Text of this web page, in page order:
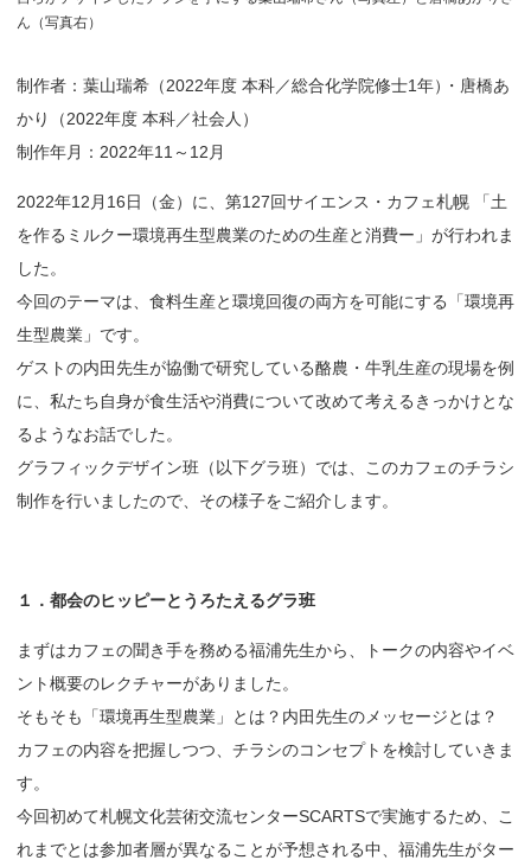
ん（写真右）
制作者：葉山瑞希（2022年度 本科／総合化学院修士1年） ・唐橋あ
かり（2022年度 本科／社会人）
制作年月：2022年11～12月
2022年12月16日（金）に、第127回サイエンス・カフェ札幌 「土
を作るミルクー環境再生型農業のための生産と消費ー」が行われま
した。
今回のテーマは、食料生産と環境回復の両方を可能にする「環境再
生型農業」です。
ゲストの内田先生が協働で研究している酪農・牛乳生産の現場を例
に、私たち自身が食生活や消費について改めて考えるきっかけとな
るようなお話でした。
グラフィックデザイン班（以下グラ班）では、このカフェのチラシ
制作を行いましたので、その様子をご紹介します。
１． 都会のヒッピーとうろたえるグラ班
まずはカフェの聞き手を務める福浦先生から、トークの内容やイベ
ント概要のレクチャーがありました。
そもそも「環境再生型農業」とは？内田先生のメッセージとは？
カフェの内容を把握しつつ、チラシのコンセプトを検討していきま
す。
今回初めて札幌文化芸術交流センターSCARTSで実施するため、こ
れまでとは参加者層が異なることが予想される中、福浦先生がター